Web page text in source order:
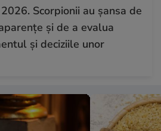
Scorpionii au șansa de
și de a evalua
și deciziile unor